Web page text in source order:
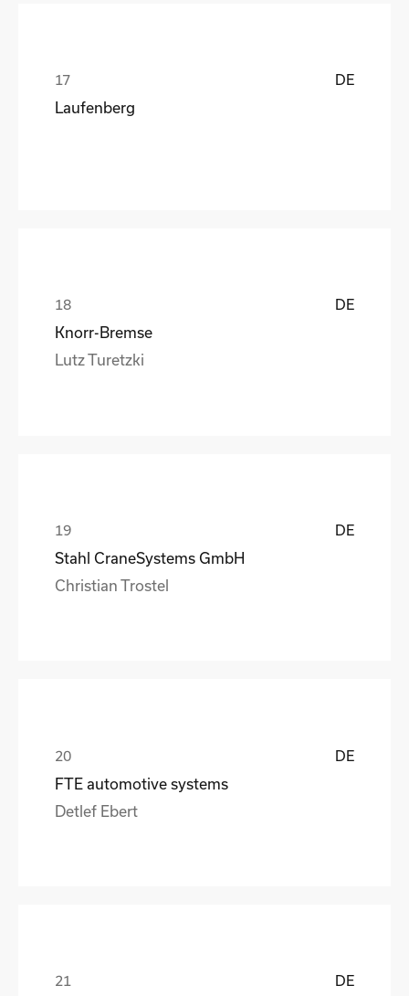
DE
Laufenberg
DE
Knorr-Bremse
Lutz Turetzki
DE
Stahl CraneSystems GmbH
Christian Trostel
DE
FTE automotive systems
Detlef Ebert
DE